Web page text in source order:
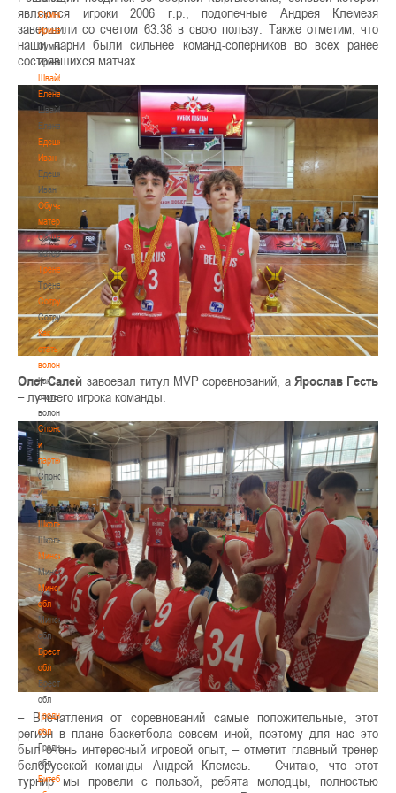
Сумникова
Ирина
Сумникова
Ирина
Швайбович
Елена
Швайбович
Елена
Едешко
Иван
Едешко
Иван
Обучающие
материалы
Обучающие
материалы
Тренерам
Тренерам
Сотрудничество
Сотрудничество
Как
стать
волонтером
Как
стать
волонтером
Спонсоры
и
партнеры
Спонсоры
и
партнеры
Школы
Школы
Минск
Минск
Минская
обл
Минская
обл
Брестская
обл
Брестская
обл
Гродненская
обл
Гродненская
обл
Витебская
являются игроки 2006 г.р., подопечные Андрея Клемезя
завершили со счетом 63:38 в свою пользу. Также отметим, что
наши парни были сильнее команд-соперников во всех ранее
состоявшихся матчах.
Олег Салей завоевал титул MVP соревнований, а Ярослав Гесть
– лучшего игрока команды.
– Впечатления от соревнований самые положительные, этот
регион в плане баскетбола совсем иной, поэтому для нас это
был очень интересный игровой опыт, – отметит главный тренер
белорусской команды Андрей Клемезь. – Считаю, что этот
турнир мы провели с пользой, ребята молодцы, полностью